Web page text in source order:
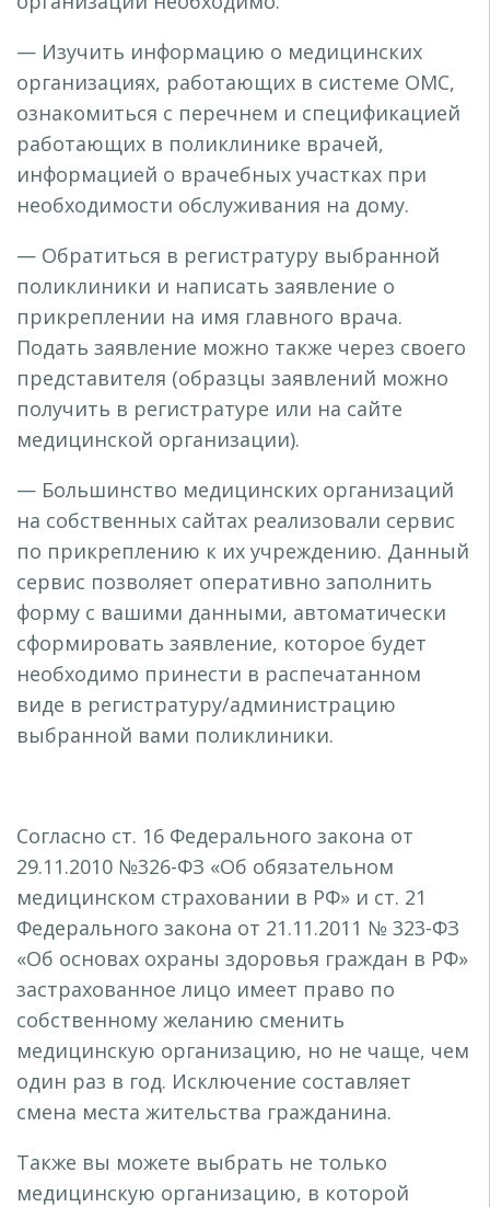
— Изучить информацию о медицинских
организациях, работающих в системе ОМС,
ознакомиться с перечнем и спецификацией
работающих в поликлинике врачей,
информацией о врачебных участках при
необходимости обслуживания на дому.
— Обратиться в регистратуру выбранной
поликлиники и написать заявление о
прикреплении на имя главного врача.
Подать заявление можно также через своего
представителя (образцы заявлений можно
получить в регистратуре или на сайте
медицинской организации).
— Большинство медицинских организаций
на собственных сайтах реализовали сервис
по прикреплению к их учреждению. Данный
сервис позволяет оперативно заполнить
форму с вашими данными, автоматически
сформировать заявление, которое будет
необходимо принести в распечатанном
виде в регистратуру/администрацию
выбранной вами поликлиники.
Согласно ст. 16 Федерального закона от
29.11.2010 №326-ФЗ «Об обязательном
медицинском страховании в РФ» и ст. 21
Федерального закона от 21.11.2011 № 323-ФЗ
«Об основах охраны здоровья граждан в РФ»
застрахованное лицо имеет право по
собственному желанию сменить
медицинскую организацию, но не чаще, чем
один раз в год. Исключение составляет
смена места жительства гражданина.
Также вы можете выбрать не только
медицинскую организацию, в которой